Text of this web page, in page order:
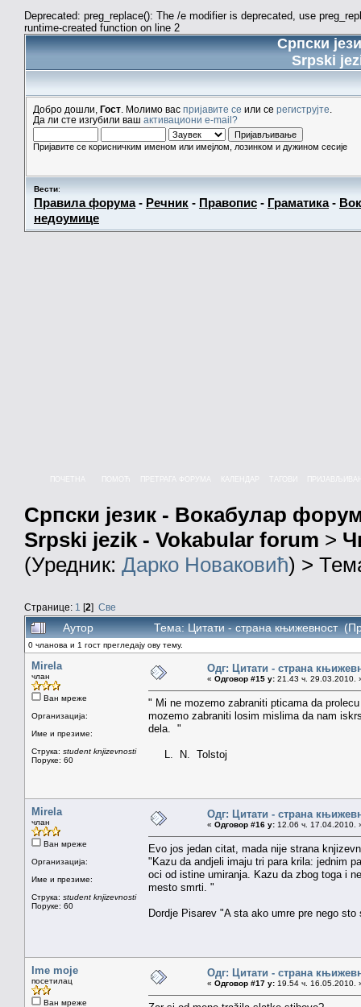
Deprecated: preg_replace(): The /e modifier is deprecated, use
runtime-created function on line 2
Српски
Srpski
Добро дошли, Гост . Молимо вас пријавите се или се региструјте
Да ли сте изгубили ваш активациони e-mail?
Пријавите се корисничким именом или имејлом, лозинком и дужином сесије
Вести:
Правила форума- Речник - Правопис - Граматика-
недоумице
КАЛЕНДАР
Српски језик - Вокабулар
Srpski jezik - Vokabular forum >
(Уредник: Дарко Новаковић) >
Странице: 1 [2] Све
Аутор Тема: Цитати - страна књижевност
0 чланова и 1 гост прегледају ову тему.
Mirela
члан
Ван мреже
Организација:
Име и презиме:
Струка: student knjizevnosti
Поруке: 60
Одг: Цитати - страна
« Одговор #15 у: 21.43 ч. 29.03.2010.
" Mi ne mozemo zabraniti pticama da
mozemo zabraniti losim mislima da nam
dela. "
L. N. Tolstoj
Mirela
члан
Ван мреже
Организација:
Име и презиме:
Струка: student knjizevnosti
Поруке: 60
Одг: Цитати - страна
« Одговор #16 у: 12.06 ч. 17.04.2010.
Evo jos jedan citat, mada nije strana
"Kazu da andjeli imaju tri para krila: jednim
oci od istine umiranja. Kazu da zbog toga i
mesto smrti. "
Dordje Pisarev "A sta ako umre pre nego sto
Ime moje
посетилац
Ван мреже
Одг: Цитати - страна
« Одговор #17 у: 19.54 ч. 16.05.2010.